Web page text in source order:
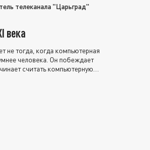
телеканала "Царьград"
века
не тогда, когда компьютерная
человека. Он побеждает
считать компьютерную